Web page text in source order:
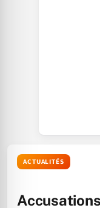
ACTUALITÉS